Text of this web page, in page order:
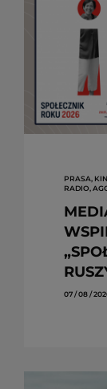
PRASA,
RADIO,
07 / 08 /